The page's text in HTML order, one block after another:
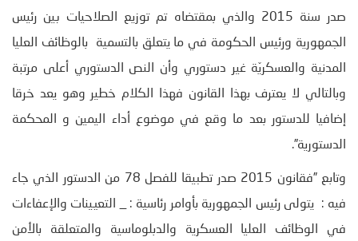
صدر سنة 2015 والذي بمقتضاه تم توزيع الصلاحيات بين رئيس
الجمهورية ورئيس الحكومة في ما يتعلق بالتسمية بالوظائف العليا
المدنية والعسكريّة غير دستوري وأن النص الدستوري أعلى مرتبة
وبالتالي لا يعترف بهذا القانون فهذا الكلام خطير وهو يعد خرقا
إضافيا للدستور بعد ما وقع في موضوع أداء اليمين و المحكمة
الدستورية”.
وتابع ”فقانون 2015 صدر تطبيقا للفصل 78 من الدستور الذي جاء
فيه : يتولى رئيس الجمهورية بأوامر رئاسية : _ التعيينات والإعفاءات
في الوظائف العليا العسكرية والدبلوماسية والمتعلقة بالأمن